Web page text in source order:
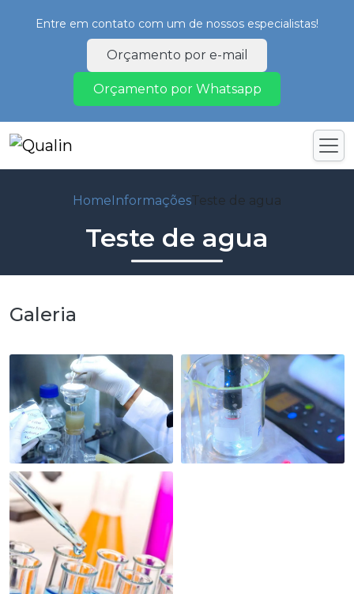
Entre em contato com um de nossos especialistas!
Orçamento por e-mail
Orçamento por Whatsapp
HomeInformaçõesTeste de agua
Teste de agua
Galeria